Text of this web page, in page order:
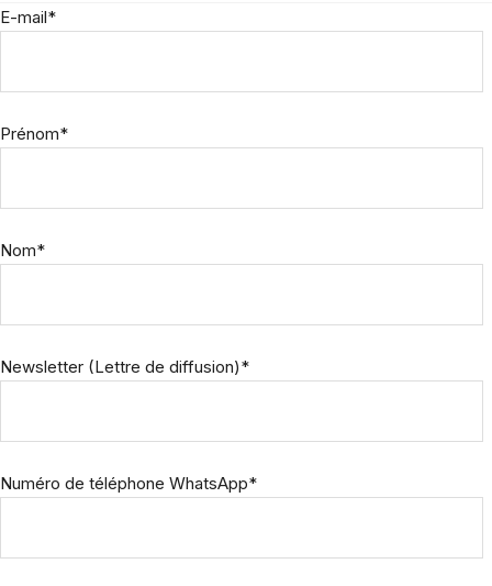
E-mail*
Prénom*
Nom*
Newsletter (Lettre de diffusion)*
Numéro de téléphone WhatsApp*